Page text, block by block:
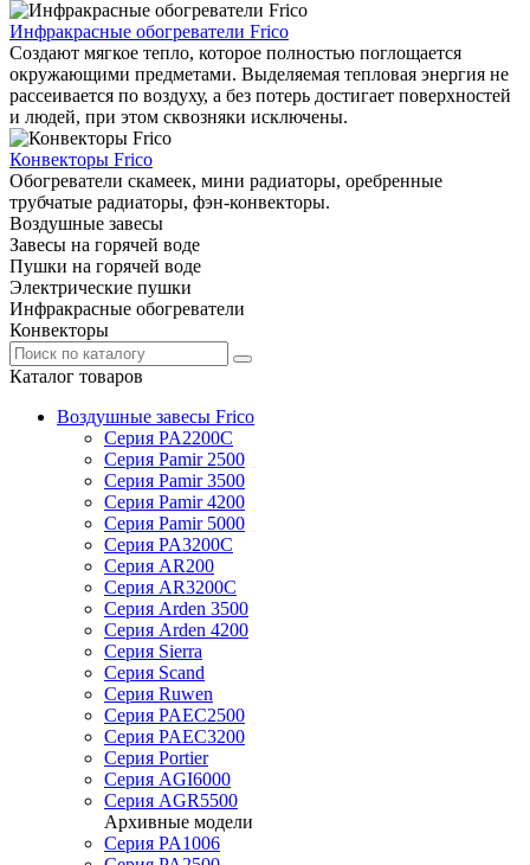
Инфракрасные обогреватели Frico
Создают мягкое тепло, которое полностью поглощается
окружающими предметами. Выделяемая тепловая энергия не
рассеивается по воздуху, а без потерь достигает поверхностей
и людей, при этом сквозняки исключены.
Конвекторы Frico
Обогреватели скамеек, мини радиаторы, оребренные
трубчатые радиаторы, фэн-конвекторы.
Воздушные завесы
Завесы на горячей воде
Пушки на горячей воде
Электрические пушки
Инфракрасные обогреватели
Конвекторы
Каталог товаров
Воздушные завесы Frico
Серия PA2200C
Серия Pamir 2500
Серия Pamir 3500
Серия Pamir 4200
Серия Pamir 5000
Серия PA3200C
Серия AR200
Серия AR3200C
Серия Arden 3500
Серия Arden 4200
Серия Sierra
Серия Scand
Серия Ruwen
Серия PAEC2500
Серия PAEC3200
Серия Portier
Серия AGI6000
Серия AGR5500
Архивные модели
Серия PA1006